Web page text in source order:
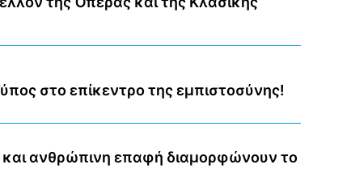
στο επίκεντρο της εμπιστοσύνης!
ανθρώπινη επαφή διαμορφώνουν το